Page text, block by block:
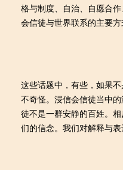
格与制度、自治、自愿合
会信徒与世界联系的主要方
这些话题中，有些，如果
不奇怪。浸信会信徒当中
徒不是一群安静的百姓。
们的信念。我们对解释与表